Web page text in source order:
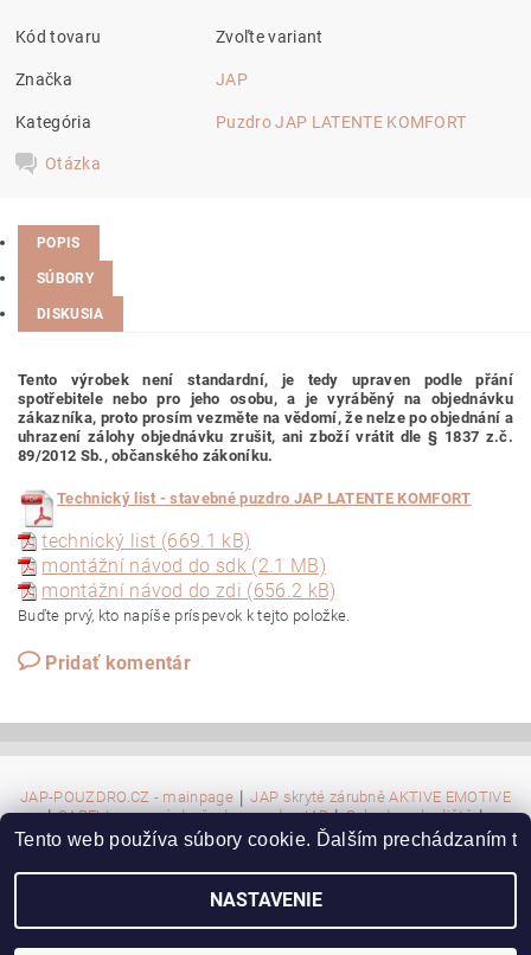
Kód tovaru Zvoľte variant
Značka JAP
Kategória Puzdro JAP LATENTE KOMFORT
Otázka
POPIS
SÚBORY
DISKUSIA
Tento výrobek není standardní, je tedy upraven podle přání
spotřebitele nebo pro jeho osobu, a je vyráběný na objednávku
zákazníka, proto prosím vezměte na vědomí, že nelze po objednání a
uhrazení zálohy objednávku zrušit, ani zboží vrátit dle § 1837 z.č.
89/2012 Sb., občanského zákoníku.
Technický list - stavebné puzdro JAP LATENTE KOMFORT
technický list (669.1 kB)
montážní návod do sdk (2.1 MB)
montážní návod do zdi (656.2 kB)
Buďte prvý, kto napíše príspevok k tejto položke.
Pridať komentár
JAP-POUZDRO.CZ - mainpage JAP skryté zárubně AKTIVE EMOTIVE
| SAPELI posuvné dveře do pouzdra JAP | Schody, schodiště |
W-Půdní schody | JAP nerezové zábradlí |
Stavební pouzdro pro sádrokarton STANDARD
2026 ©JAP-POUZDRO.CZ, všetky práva vyhradené
Tento web používa súbory cookie. Ďalším prechádzaním
NASTAVENIE